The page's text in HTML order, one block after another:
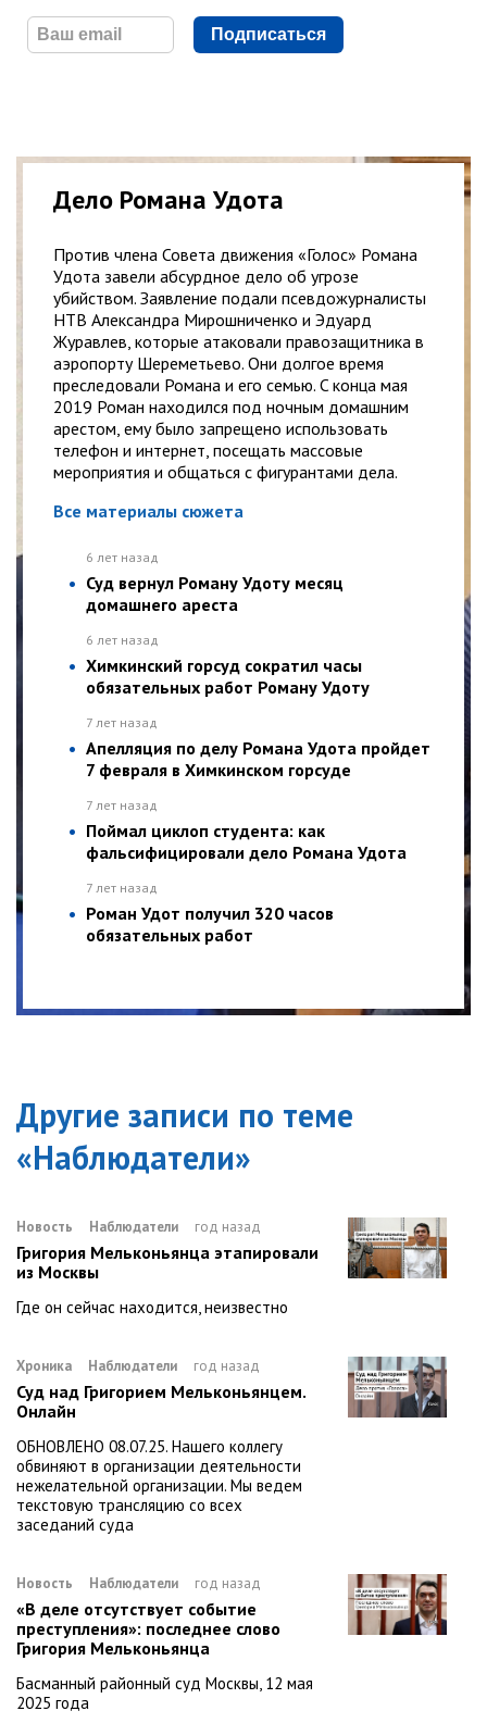
Подписаться
Дело Романа Удота
Против члена Совета движения «Голос» Романа
Удота завели абсурдное дело об угрозе
убийством. Заявление подали псевдожурналисты
НТВ Александра Мирошниченко и Эдуард
Журавлев, которые атаковали правозащитника в
аэропорту Шереметьево. Они долгое время
преследовали Романа и его семью. C конца мая
2019 Роман находился под ночным домашним
арестом, ему было запрещено использовать
телефон и интернет, посещать массовые
мероприятия и общаться с фигурантами дела.
Все материалы сюжета
6 лет назад
Суд вернул Роману Удоту месяц
домашнего ареста
6 лет назад
Химкинский горсуд сократил часы
обязательных работ Роману Удоту
7 лет назад
Апелляция по делу Романа Удота пройдет
7 февраля в Химкинском горсуде
7 лет назад
Поймал циклоп студента: как
фальсифицировали дело Романа Удота
7 лет назад
Роман Удот получил 320 часов
обязательных работ
Другие записи по теме
«Наблюдатели»
Новость Наблюдатели год назад
Григория Мельконьянца этапировали
из Москвы
Где он сейчас находится, неизвестно
Хроника Наблюдатели год назад
Суд над Григорием Мельконьянцем.
Онлайн
ОБНОВЛЕНО 08.07.25. Нашего коллегу
обвиняют в организации деятельности
нежелательной организации. Мы ведем
текстовую трансляцию со всех
заседаний суда
Новость Наблюдатели год назад
«В деле отсутствует событие
преступления»: последнее слово
Григория Мельконьянца
Басманный районный суд Москвы, 12 мая
2025 года